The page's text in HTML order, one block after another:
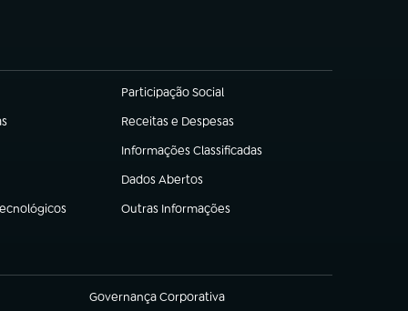
Participação Social
(abre em nova aba)
Receitas e Despesas
(abre em nova aba)
Informações Classificadas
(abre em nova aba)
Dados Abertos
(abre em nova aba)
Outras Informações
(abre em nova aba)
Governança Corporativa
(abre em nova aba)